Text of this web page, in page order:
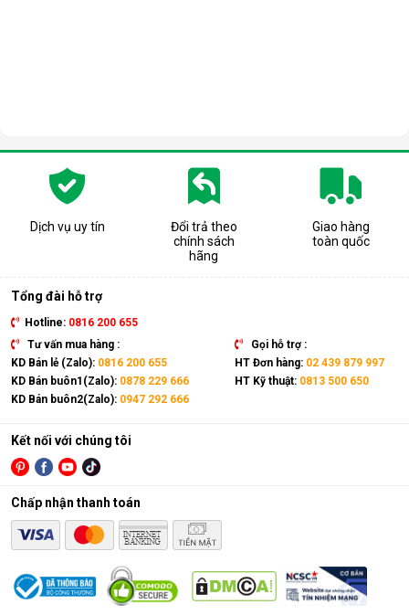
Dịch vụ uy tín
Đổi trả theo
chính sách
hãng
Giao hàng
toàn quốc
Tổng đài hỗ trợ
Hotline: 0816 200 655
Tư vấn mua hàng :
KD Bán lẻ (Zalo): 0816 200 655
KD Bán buôn1(Zalo): 0878 229 666
KD Bán buôn2(Zalo): 0947 292 666
Gọi hỗ trợ :
HT Đơn hàng: 02 439 879 997
HT Kỹ thuật: 0813 500 650
Kết nối với chúng tôi
Chấp nhận thanh toán